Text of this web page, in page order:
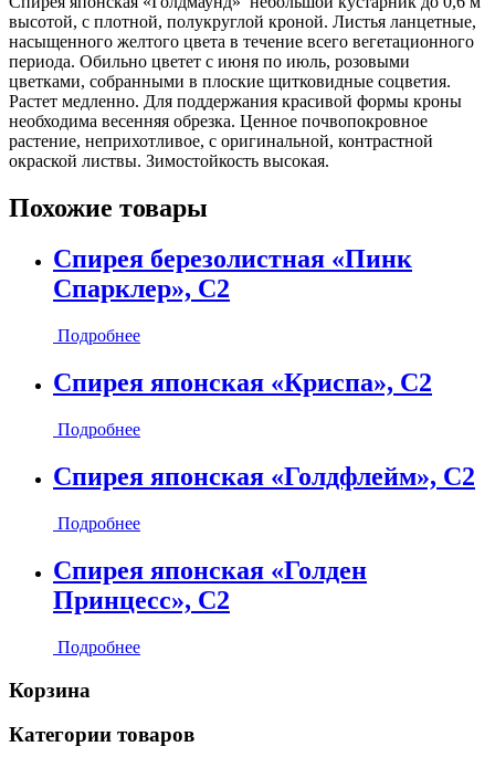
высотой, с плотной, полукруглой кроной. Листья ланцетные,
насыщенного желтого цвета в течение всего вегетационного
периода. Обильно цветет с июня по июль, розовыми
цветками, собранными в плоские щитковидные соцветия.
Растет медленно. Для поддержания красивой формы кроны
необходима весенняя обрезка. Ценное почвопокровное
растение, неприхотливое, с оригинальной, контрастной
окраской листвы. Зимостойкость высокая.
Похожие товары
Спирея березолистная «Пинк
Спарклер», С2
Подробнее
Спирея японская «Криспа», С2
Подробнее
Спирея японская «Голдфлейм», С2
Подробнее
Спирея японская «Голден
Принцесс», С2
Подробнее
Корзина
Категории товаров